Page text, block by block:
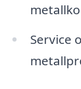
Service